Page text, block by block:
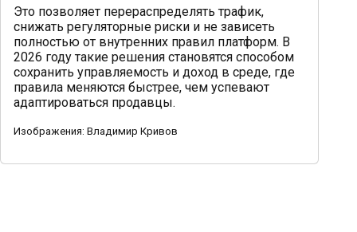
Это позволяет перераспределять трафик,
снижать регуляторные риски и не зависеть
полностью от внутренних правил платформ. В
2026 году такие решения становятся способом
сохранить управляемость и доход в среде, где
правила меняются быстрее, чем успевают
адаптироваться продавцы.
Изображения: Владимир Кривов